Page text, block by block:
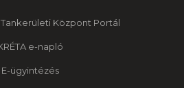
Központ Portál
e-napló
E-ügyintézés